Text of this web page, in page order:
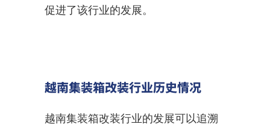
促进了该行业的发展。
越南集装箱改装行业历史情况
越南集装箱改装行业的发展可以追溯